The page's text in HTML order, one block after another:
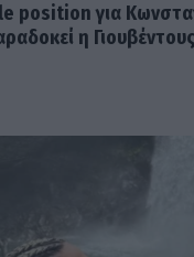
position για
η